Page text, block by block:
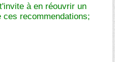
à en réouvrir un
ces recommendations;